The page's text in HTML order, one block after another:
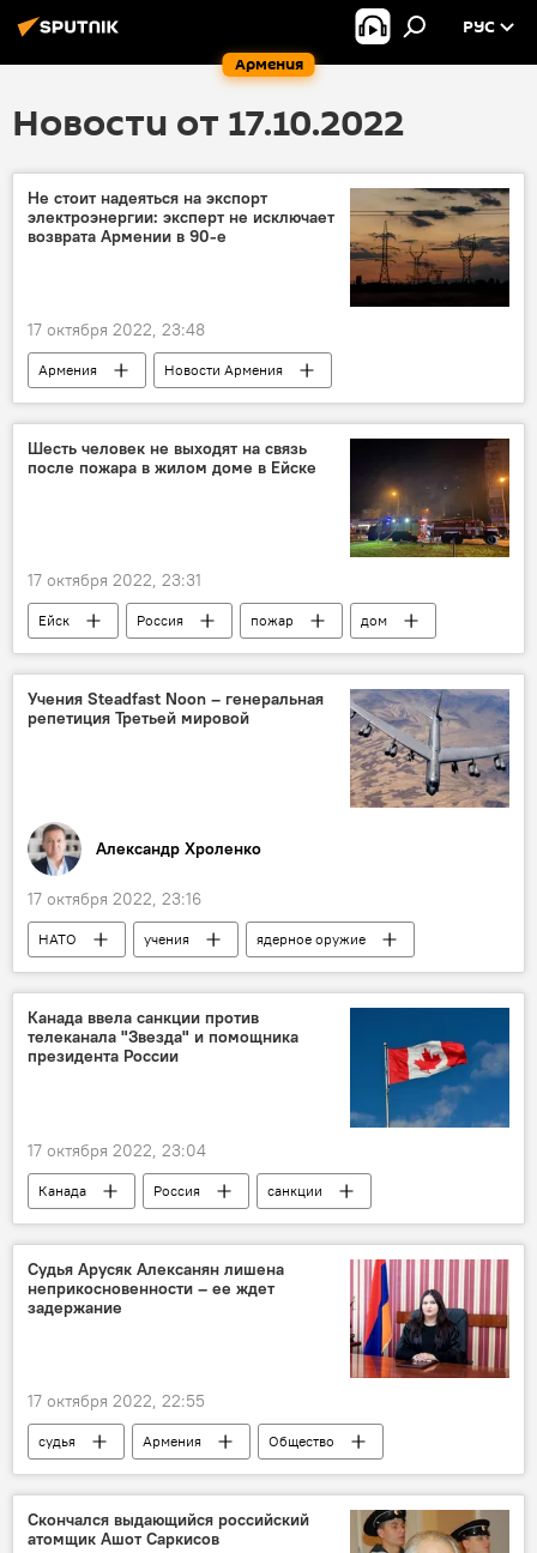
Армения
РУС
Новости от 17.10.2022
Не стоит надеяться на экспорт
электроэнергии: эксперт не исключает
возврата Армении в 90-е
17 октября 2022, 23:48
Армения
Новости Армения
энергетика
Армянская атомная электрическая станция
мнение
электроэнергия
эксперт
Шесть человек не выходят на связь
после пожара в жилом доме в Ейске
17 октября 2022, 23:31
Ейск Россия пожар дом
Учения Steadfast Noon – генеральная
репетиция Третьей мировой
Александр Хроленко
17 октября 2022, 23:16
НАТО учения
ядерное оружие
РФ
Колумнисты
Канада ввела санкции против
телеканала "Звезда" и помощника
президента России
17 октября 2022, 23:04
Канада Россия
санкции
В мире
телеканал
Судья Арусяк Алексанян лишена
неприкосновенности – ее ждет
задержание
17 октября 2022, 22:55
судья Армения
Общество
Новости Армения
Арусяк Алексанян
Скончался выдающийся российский
атомщик Ашот Саркисов